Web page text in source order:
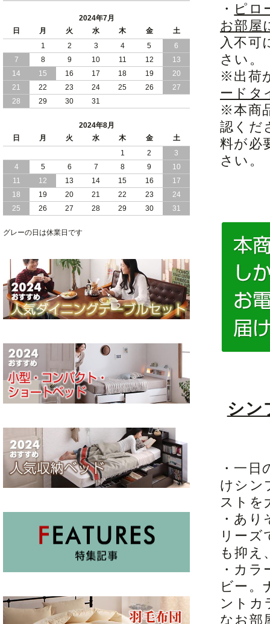
・ ピロ
お部屋
入不可
さい。
※出荷
ードタ
※本商
認くだ
料が必
さい。
シン
・一
けシン
ストを
・あ
リーズ
も抑え
・カ
ビー。
ントカ
なお部
全長190cm ショート丈 コンパクト 大容
量 収納力 の 跳ね上げ （ リフトアップ
） 式 ベッド 横開き 日本製
2024/05/27
日本製 大容量 収納 跳ね上げ式 リフト
アップ 横開き ヘッドボードレス ベッド
組立設置サービス付
2024/05/21
日本製 大容量 収納 跳ね上げ式 リフト
組立設置付
日本製 大容量 収納 跳ね上げ式 （ リフ
トアップ ） ベッド 横開き ヘッドボー
ド 組立設置 付き
2024/04/25
日本製 収納 跳ね上げ式 リフトアップ
ベッド 縦開き ヘッドボード 組立設置サ
2024年7月
日
月 火 水 木 金
土
1
2 3 4 5
6
7
8 9 10 11 12
13
14
15 16 17 18 19
20
21
22 23 24 25 26
27
28
29 30 31
2024年8月
日
月 火 水 木 金
土
1
2
3
4
5 6 7 8 9
10
11
12 13 14 15 16
17
18
19 20 21 22 23
24
25
26 27 28 29 30 31
グレーの日は休業日です